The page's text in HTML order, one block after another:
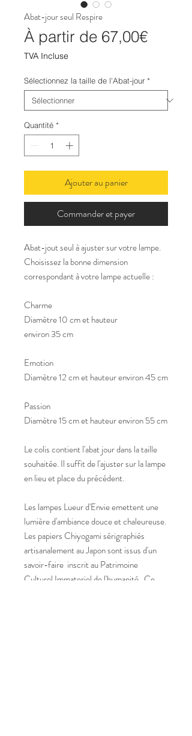
Abat-jour seul Respire
À partir de 67,00€Prix
TVA Incluse
Sélectionnez la taille de l'Abat-jour *
Quantité *
Ajouter au panier
Commander et payer
Abat-jout seul à ajuster sur votre lampe.
Choisissez la bonne dimension
correspondant à votre lampe actuelle :
Charme
Diamètre 10 cm et hauteur
environ 35 cm
Emotion
Diamètre 12 cm et hauteur environ 45 cm
Passion
Diamètre 15 cm et hauteur environ 55 cm
Le colis contient l'abat jour dans la taille
souhaitée. Il suffit de l'ajuster sur la lampe
en lieu et place du précédent.
Les lampes Lueur d'Envie emettent une
lumière d'ambiance douce et chaleureuse.
Les papiers Chiyogami sérigraphiés
artisanalement au Japon sont issus d'un
savoir-faire inscrit au Patrimoine
Culturel Immateriel de l'humanité. Ce